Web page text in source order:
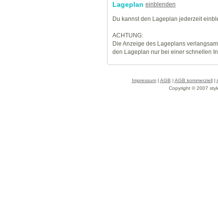
Lageplan einblenden
Du kannst den Lageplan jederzeit
ACHTUNG:
Die Anzeige des Lageplans
den Lageplan nur bei einer schnellen
Impressum| AGB | AGB kommerziell|
Copyright © 2007